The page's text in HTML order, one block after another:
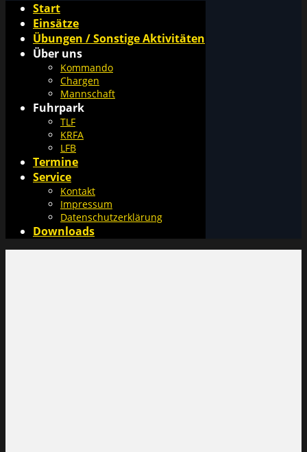
Start
Einsätze
Übungen / Sonstige Aktivitäten
Über uns
Kommando
Chargen
Mannschaft
Fuhrpark
TLF
KRFA
LFB
Termine
Service
Kontakt
Impressum
Datenschutzerklärung
Downloads